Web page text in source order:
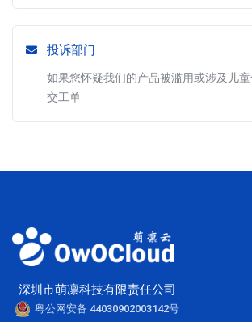
投诉部门
如果您怀疑我们的产品被滥用或涉及儿
交工单
深圳市萌凛科技有限责任公司
粤公网安备 44030902003142号